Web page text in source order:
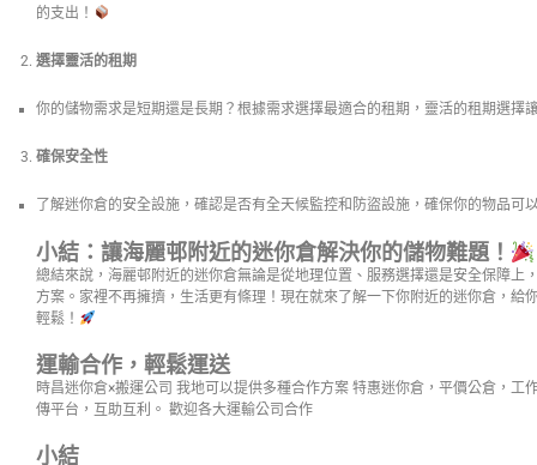
的支出！
選擇靈活的租期
你的儲物需求是短期還是長期？根據需求選擇最適合的租期，靈活的租期選擇
確保安全性
了解迷你倉的安全設施，確認是否有全天候監控和防盜設施，確保你的物品可
小結：讓海麗邨附近的迷你倉解決你的儲物難題！
總結來說，海麗邨附近的迷你倉無論是從地理位置、服務選擇還是安全保障上
方案。家裡不再擁擠，生活更有條理！現在就來了解一下你附近的迷你倉，給
輕鬆！
運輸合作，輕鬆運送
時昌迷你倉×搬運公司 我地可以提供多種合作方案 特惠迷你倉，平價公倉，工
傳平台，互助互利。 歡迎各大運輸公司合作
小結